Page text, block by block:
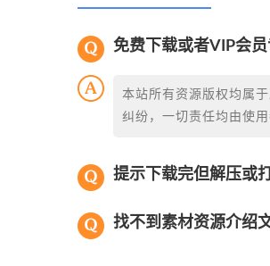
免费下载或者VIP会员
本站所有资源版权均属
纠纷，一切责任均由使
提示下载完但解压或
找不到素材资源介绍